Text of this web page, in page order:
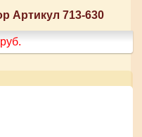
Артикул 713-630
руб.